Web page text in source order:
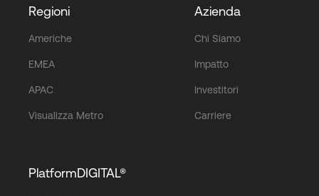
Regioni
Americhe
EMEA
APAC
Visualizza Metro
Azienda
Chi Siamo
Impatto
Investitori
Carriere
PlatformDIGITAL®